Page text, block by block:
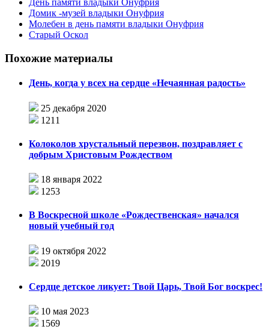
День памяти владыки Онуфрия
Домик -музей владыки Онуфрия
Молебен в день памяти владыки Онуфрия
Старый Оскол
Похожие материалы
День, когда у всех на сердце «Нечаянная радость»
25 декабря 2020
1211
Колоколов хрустальный перезвон, поздравляет с
добрым Христовым Рождеством
18 января 2022
1253
В Воскресной школе «Рождественская» начался
новый учебный год
19 октября 2022
2019
Сердце детское ликует: Твой Царь, Твой Бог воскрес!
10 мая 2023
1569